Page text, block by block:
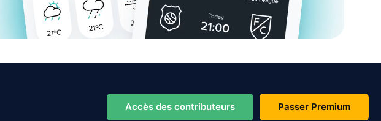
Accès des contributeurs Passer Premium